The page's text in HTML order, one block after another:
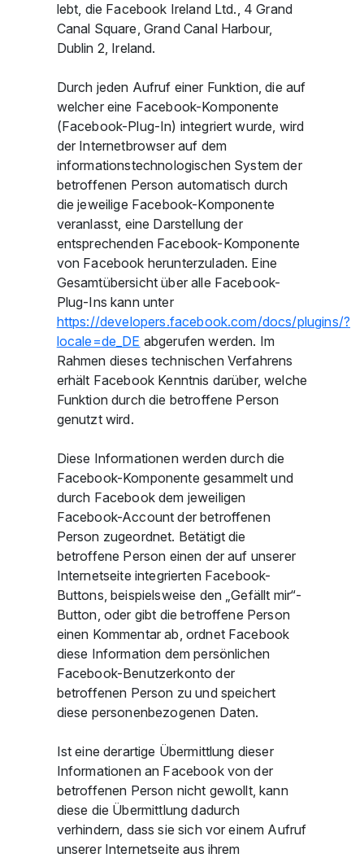
lebt, die Facebook Ireland Ltd., 4 Grand
Canal Square, Grand Canal Harbour,
Dublin 2, Ireland.
Durch jeden Aufruf einer Funktion, die auf
welcher eine Facebook-Komponente
(Facebook-Plug-In) integriert wurde, wird
der Internetbrowser auf dem
informationstechnologischen System der
betroffenen Person automatisch durch
die jeweilige Facebook-Komponente
veranlasst, eine Darstellung der
entsprechenden Facebook-Komponente
von Facebook herunterzuladen. Eine
Gesamtübersicht über alle Facebook-
Plug-Ins kann unter
https://developers.facebook.com/docs/plugins/?
locale=de_DE abgerufen werden. Im
Rahmen dieses technischen Verfahrens
erhält Facebook Kenntnis darüber, welche
Funktion durch die betroffene Person
genutzt wird.
Diese Informationen werden durch die
Facebook-Komponente gesammelt und
durch Facebook dem jeweiligen
Facebook-Account der betroffenen
Person zugeordnet. Betätigt die
betroffene Person einen der auf unserer
Internetseite integrierten Facebook-
Buttons, beispielsweise den „Gefällt mir“-
Button, oder gibt die betroffene Person
einen Kommentar ab, ordnet Facebook
diese Information dem persönlichen
Facebook-Benutzerkonto der
betroffenen Person zu und speichert
diese personenbezogenen Daten.
Ist eine derartige Übermittlung dieser
Informationen an Facebook von der
betroffenen Person nicht gewollt, kann
diese die Übermittlung dadurch
verhindern, dass sie sich vor einem Aufruf
unserer Internetseite aus ihrem